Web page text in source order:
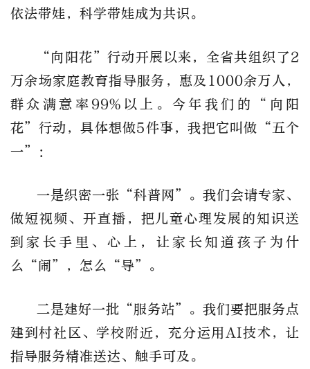
依法带娃，科学带娃成为共识。
“向阳花”行动开展以来，全省共组织了2
万余场家庭教育指导服务，惠及1000余万人，
群众满意率99%以上。今年我们的“向阳
花”行动，具体想做5件事，我把它叫做“五个
一”：
一是织密一张“科普网”。我们会请专家、
做短视频、开直播，把儿童心理发展的知识送
到家长手里、心上，让家长知道孩子为什
么“闹”，怎么“导”。
二是建好一批“服务站”。我们要把服务点
建到村社区、学校附近，充分运用AI技术，让
指导服务精准送达、触手可及。